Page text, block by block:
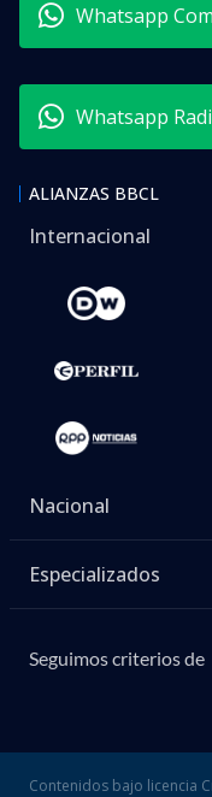
Whatsapp
Whatsapp
ALIANZAS BBCL
Internacional
Nacional
Especializados
Seguimos criterios de
Contenidos bajo licencia